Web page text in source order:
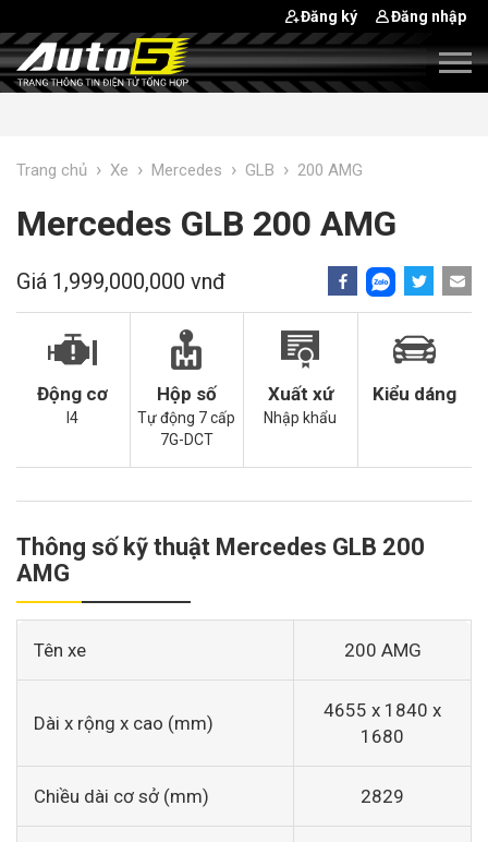
Đăng ký Đăng nhập
Trang chủ › Xe › Mercedes › GLB › 200 AMG
Mercedes GLB 200 AMG
Giá 1,999,000,000 vnđ
Động cơ
I4
Hộp số
Tự động 7 cấp
7G-DCT
Xuất xứ
Nhập khẩu
Kiểu dáng
Thông số kỹ thuật Mercedes GLB 200
AMG
Tên xe 200 AMG
Dài x rộng x cao (mm)
4655 x 1840 x
1680
Chiều dài cơ sở (mm) 2829